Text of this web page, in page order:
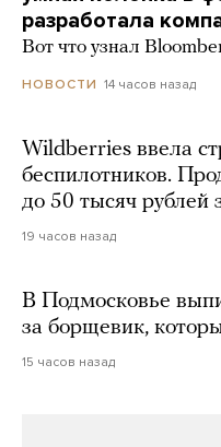
разработала
Вот что узнал
НОВОСТИ 14 часов назад
Wildberries ввела
беспилотников.
до 50 тысяч рублей
19 часов назад
В Подмосковье
за борщевик,
15 часов назад